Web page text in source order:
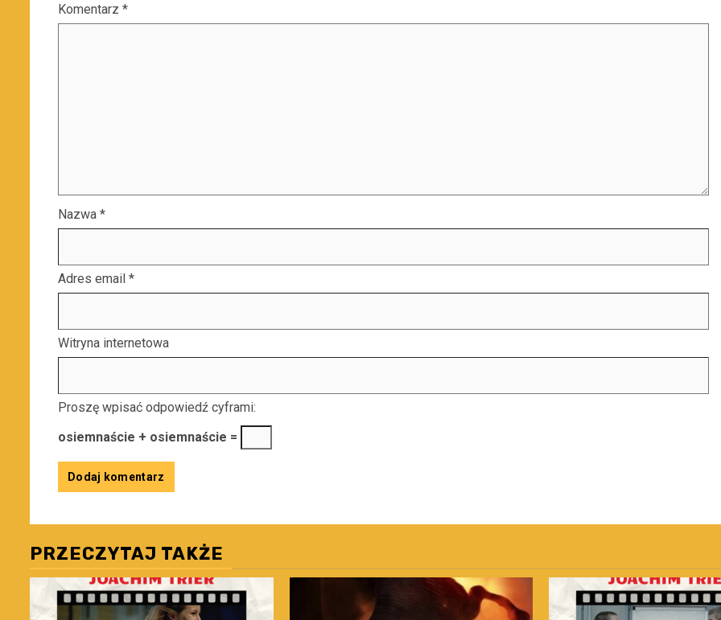
Komentarz *
Nazwa *
Adres email *
Witryna internetowa
Proszę wpisać odpowiedź cyframi:
osiemnaście + osiemnaście =
PRZECZYTAJ TAKŻE